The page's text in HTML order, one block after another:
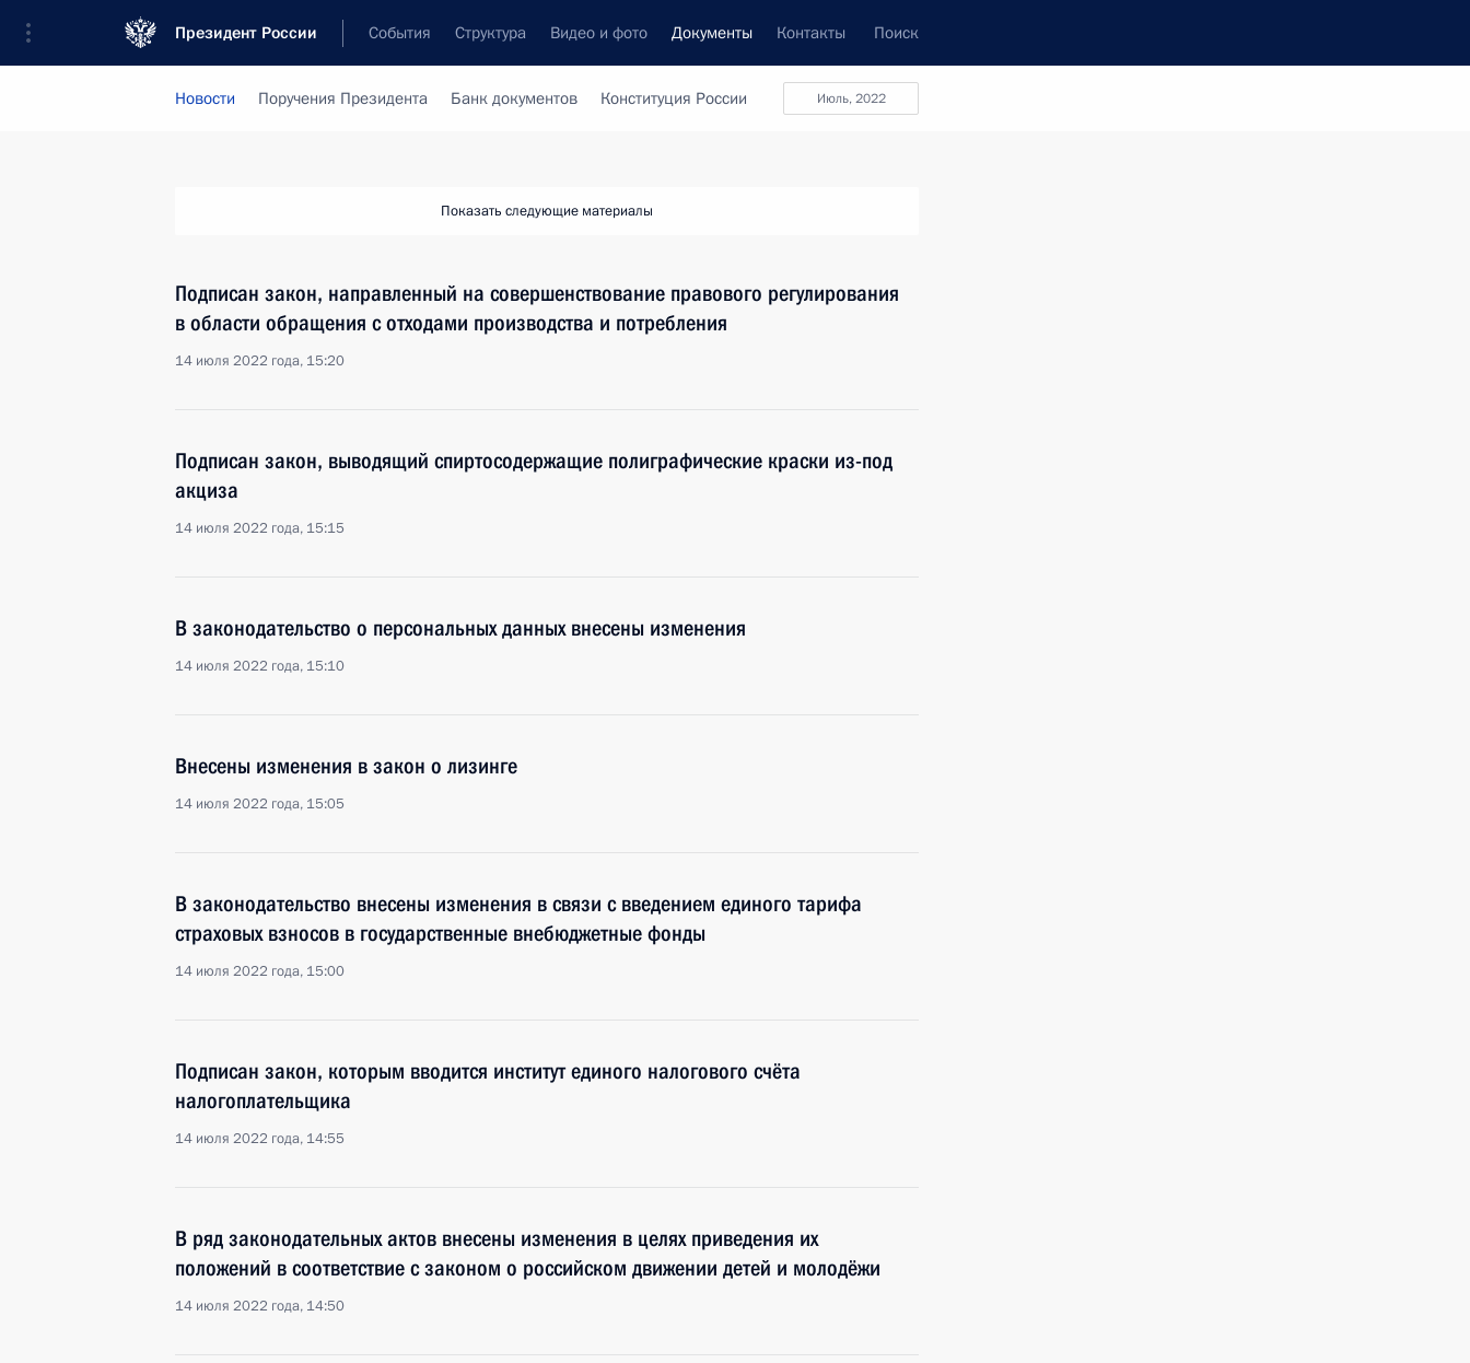
Президент России События Структура Видео и фото Документы Контакты Поиск
Июль, 2022
Новости Поручения Президента Банк документов Конституция России
Показать следующие материалы
Подписан закон, направленный на совершенствование правового регулирования
в области обращения с отходами производства и потребления
14 июля 2022 года, 15:20
Подписан закон, выводящий спиртосодержащие полиграфические краски из-под
акциза
14 июля 2022 года, 15:15
В законодательство о персональных данных внесены изменения
14 июля 2022 года, 15:10
Внесены изменения в закон о лизинге
14 июля 2022 года, 15:05
В законодательство внесены изменения в связи с введением единого тарифа
страховых взносов в государственные внебюджетные фонды
14 июля 2022 года, 15:00
Подписан закон, которым вводится институт единого налогового счёта
налогоплательщика
14 июля 2022 года, 14:55
В ряд законодательных актов внесены изменения в целях приведения их
положений в соответствие с законом о российском движении детей и молодёжи
14 июля 2022 года, 14:50